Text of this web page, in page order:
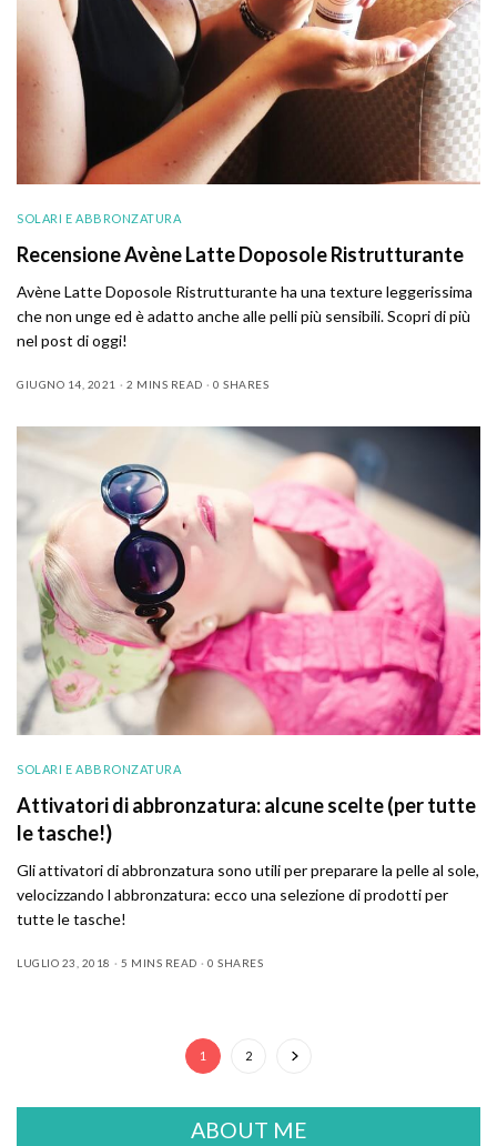
SOLARI E ABBRONZATURA
Recensione Avène Latte Doposole Ristrutturante
Avène Latte Doposole Ristrutturante ha una texture leggerissima
che non unge ed è adatto anche alle pelli più sensibili. Scopri di più
nel post di oggi!
GIUGNO 14, 2021 2 MINS READ 0 SHARES
SOLARI E ABBRONZATURA
Attivatori di abbronzatura: alcune scelte (per tutte
le tasche!)
Gli attivatori di abbronzatura sono utili per preparare la pelle al sole,
velocizzando l abbronzatura: ecco una selezione di prodotti per
tutte le tasche!
LUGLIO 23, 2018 5 MINS READ 0 SHARES
1 2
ABOUT ME